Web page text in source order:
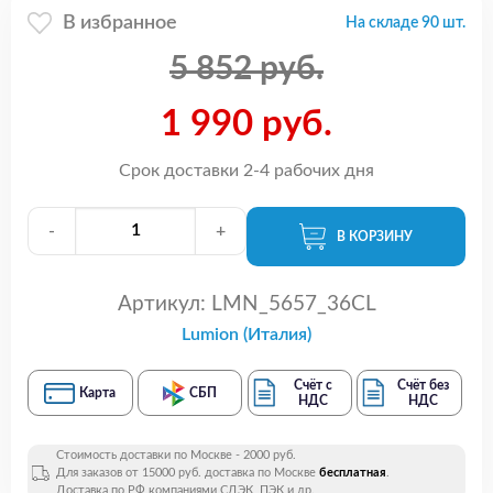
В избранное На складе 90 шт.
5 852 руб.
1 990 руб.
Срок доставки 2-4 рабочих дня
- + В КОРЗИНУ
Артикул: LMN_5657_36CL
Lumion (Италия)
Карта СБП
Счёт с
НДС
Счёт без
НДС
Стоимость доставки по Москве - 2000 руб.
Для заказов от 15000 руб. доставка по Москве бесплатная.